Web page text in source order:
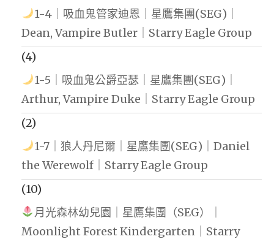
1-4｜吸血鬼管家迪恩｜星鷹集團(SEG)｜
Dean, Vampire Butler｜Starry Eagle Group
(4)
1-5｜吸血鬼公爵亞瑟｜星鷹集團(SEG)｜
Arthur, Vampire Duke｜Starry Eagle Group
(2)
1-7｜狼人丹尼爾｜星鷹集團(SEG)｜Daniel
the Werewolf｜Starry Eagle Group
(10)
月光森林幼兒園｜星鷹集團（SEG）｜
Moonlight Forest Kindergarten｜Starry